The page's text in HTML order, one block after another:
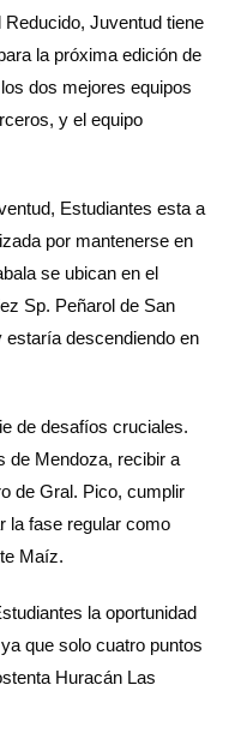
Juventud tiene
la próxima edición de
dos mejores equipos
y el equipo
Estudiantes esta a
por mantenerse en
se ubican en el
Sp. Peñarol de San
estaría descendiendo en
de desafíos cruciales.
de Mendoza, recibir a
de Gral. Pico, cumplir
la fase regular como
Maíz.
la oportunidad
que solo cuatro puntos
Huracán Las